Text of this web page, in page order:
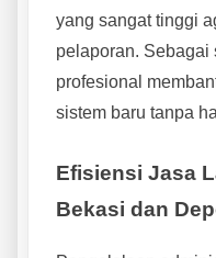
yang sangat tinggi
pelaporan. Sebagai
profesional
sistem baru tanpa
Efisiensi Jasa
Bekasi dan